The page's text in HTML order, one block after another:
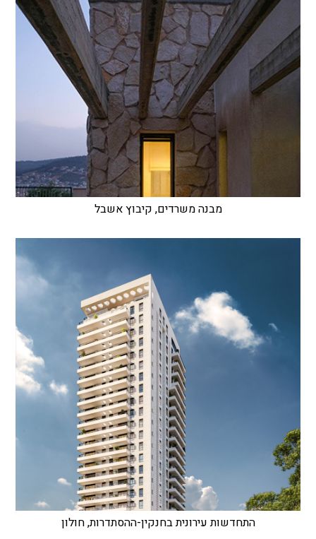
מבנה משרדים, קיבוץ אשבל
התחדשות עירונית בחנקין-ההסתדרות, חולון